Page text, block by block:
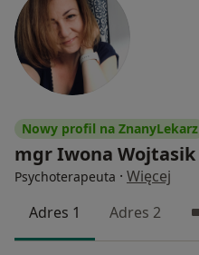
Nowy profil na ZnanyLekarz
mgr Iwona Wojtasik
Psychoterapeuta · Więcej
Adres 1
Adres 2